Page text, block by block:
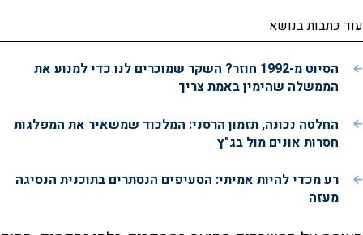
עוד כתבות בנושא
הסיוט מ-1992 חוזר? השקר שמוכרים לנו כדי למנוע את
הממשלה שהימין באמת צריך
החלטה נכונה, תזמון הרסני: המלכוד שמשאיר את המפלגות
חסרות אונים מול בג"ץ
רע מכדי להיות אמיתי: הסעיפים הנסתרים בתוכנית הנסיגה
מעזה